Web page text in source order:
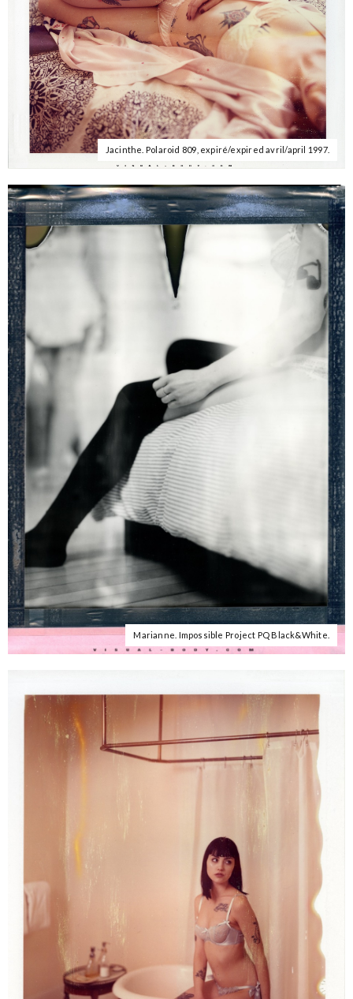
Jacinthe. Polaroid 809, expiré/expired avril/april 1997.
Marianne. Impossible Project PQ Black&White.